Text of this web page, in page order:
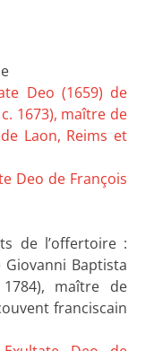
Deo (1659) de
1673), maître de
Laon, Reims et
Deo de François
de l’offertoire :
Baptista
maître de
franciscain